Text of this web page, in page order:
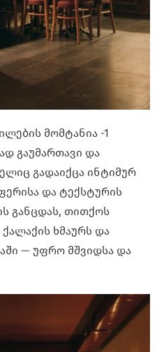
მომტანია -1
გაუმართავი და
გადაიქცა ინტიმურ
და ტექსტურის
განცდას, თითქოს
ხმაურს და
— უფრო მშვიდსა და